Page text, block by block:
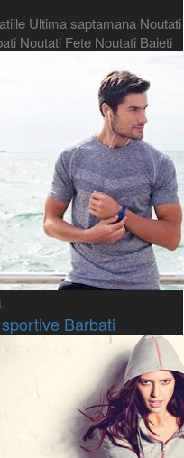
Ultima saptamana Noutati
Noutati Fete Noutati Baieti
Barbati